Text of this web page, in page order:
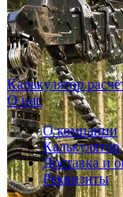
Калькулятор
О нас
О компании
Калькулятор
Доставка и
Реквизиты